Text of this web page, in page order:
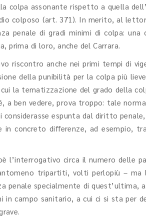
colpa assonante rispetto a quella
colposo (art. 371). In merito, al
penale di gradi minimi di colpa: una
di loro, anche del Carrara.
riscontro anche nei primi tempi di
della punibilità per la colpa più
la tematizzazione del grado della
a ben vedere, prova troppo: tale
espunta dal diritto
in concreto differenze, ad esempio,
l’interrogativo circa il numero delle
tripartiti, volti perlopiù – ma
penale specialmente di quest’ultima,
campo sanitario, a cui ci si sta per